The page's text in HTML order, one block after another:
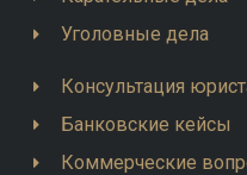
Уголовные дела
Консультация
Банковские кейсы
Коммерческие